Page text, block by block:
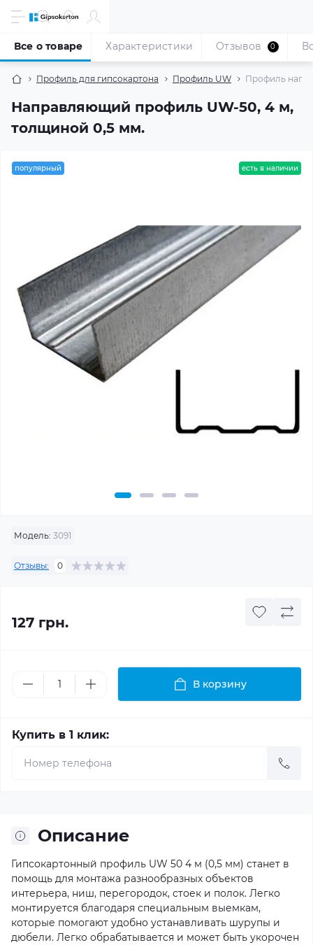
Профиль для гипсокартона Профиль UW Профиль
Направляющий профиль UW-50, 4 м,
толщиной 0,5 мм.
Все о товаре Характеристики Отзывов 0
популярный есть в наличии
Модель: 3091
Отзывы: 0
127 грн.
В корзину
Купить в 1 клик:
Описание
Гипсокартонный профиль UW 50 4 м (0,5 мм) станет в
помощь для монтажа разнообразных объектов
интерьера, ниш, перегородок, стоек и полок. Легко
монтируется благодаря специальным выемкам,
которые помогают удобно устанавливать шурупы и
дюбели. Легко обрабатывается и может быть укорочен